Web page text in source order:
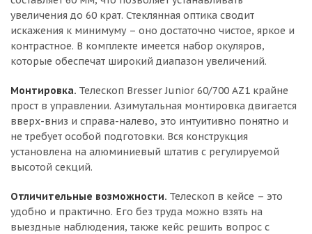
увеличения до 60 крат. Стеклянная оптика сводит
искажения к минимуму – оно достаточно чистое, яркое и
контрастное. В комплекте имеется набор окуляров,
которые обеспечат широкий диапазон увеличений.
Монтировка. Телескоп Bresser Junior 60/700 AZ1 крайне
прост в управлении. Азимутальная монтировка двигается
вверх-вниз и справа-налево, это интуитивно понятно и
не требует особой подготовки. Вся конструкция
установлена на алюминиевый штатив с регулируемой
высотой секций.
Отличительные возможности. Телескоп в кейсе – это
удобно и практично. Его без труда можно взять на
выездные наблюдения, также кейс решить вопрос с